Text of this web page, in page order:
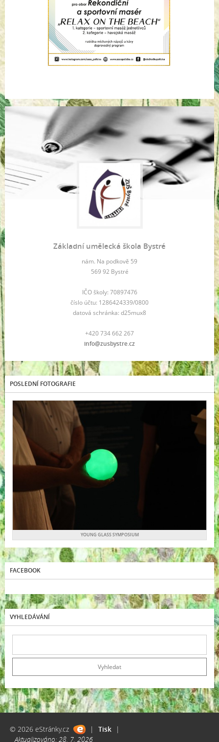
Základní umělecká škola Bystré
nám. Na podkově 59
569 92 Bystré
IČO školy: 70897476
číslo účtu: 1286424339/0800
datová schránka: d25mux8
+420 734 662 267
info@zusbystre.cz
POSLEDNÍ FOTOGRAFIE
YOUNG GLASS SYMPOSIUM
FACEBOOK
VYHLEDÁVÁNÍ
© 2026 eStránky.cz | Tisk
|
Aktualizováno: 28. 7. 2026